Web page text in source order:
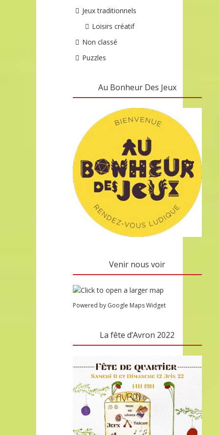
Jeux traditionnels
Loisirs créatif
Non classé
Puzzles
Au Bonheur Des Jeux
Venir nous voir
Powered by Google Maps Widget
La fête d’Avron 2022